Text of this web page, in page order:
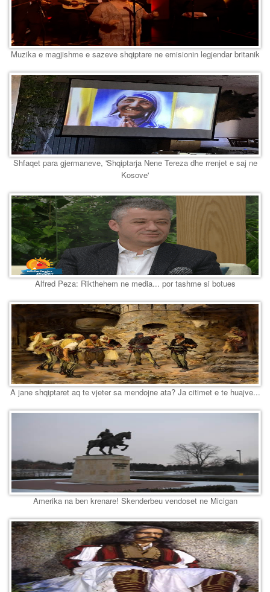
Muzika e magjishme e sazeve shqiptare ne emisionin legjendar britanik
Shfaqet para gjermaneve, 'Shqiptarja Nene Tereza dhe rrenjet e saj ne
Kosove'
Alfred Peza: Rikthehem ne media... por tashme si botues
A jane shqiptaret aq te vjeter sa mendojne ata? Ja citimet e te huajve...
Amerika na ben krenare! Skenderbeu vendoset ne Micigan